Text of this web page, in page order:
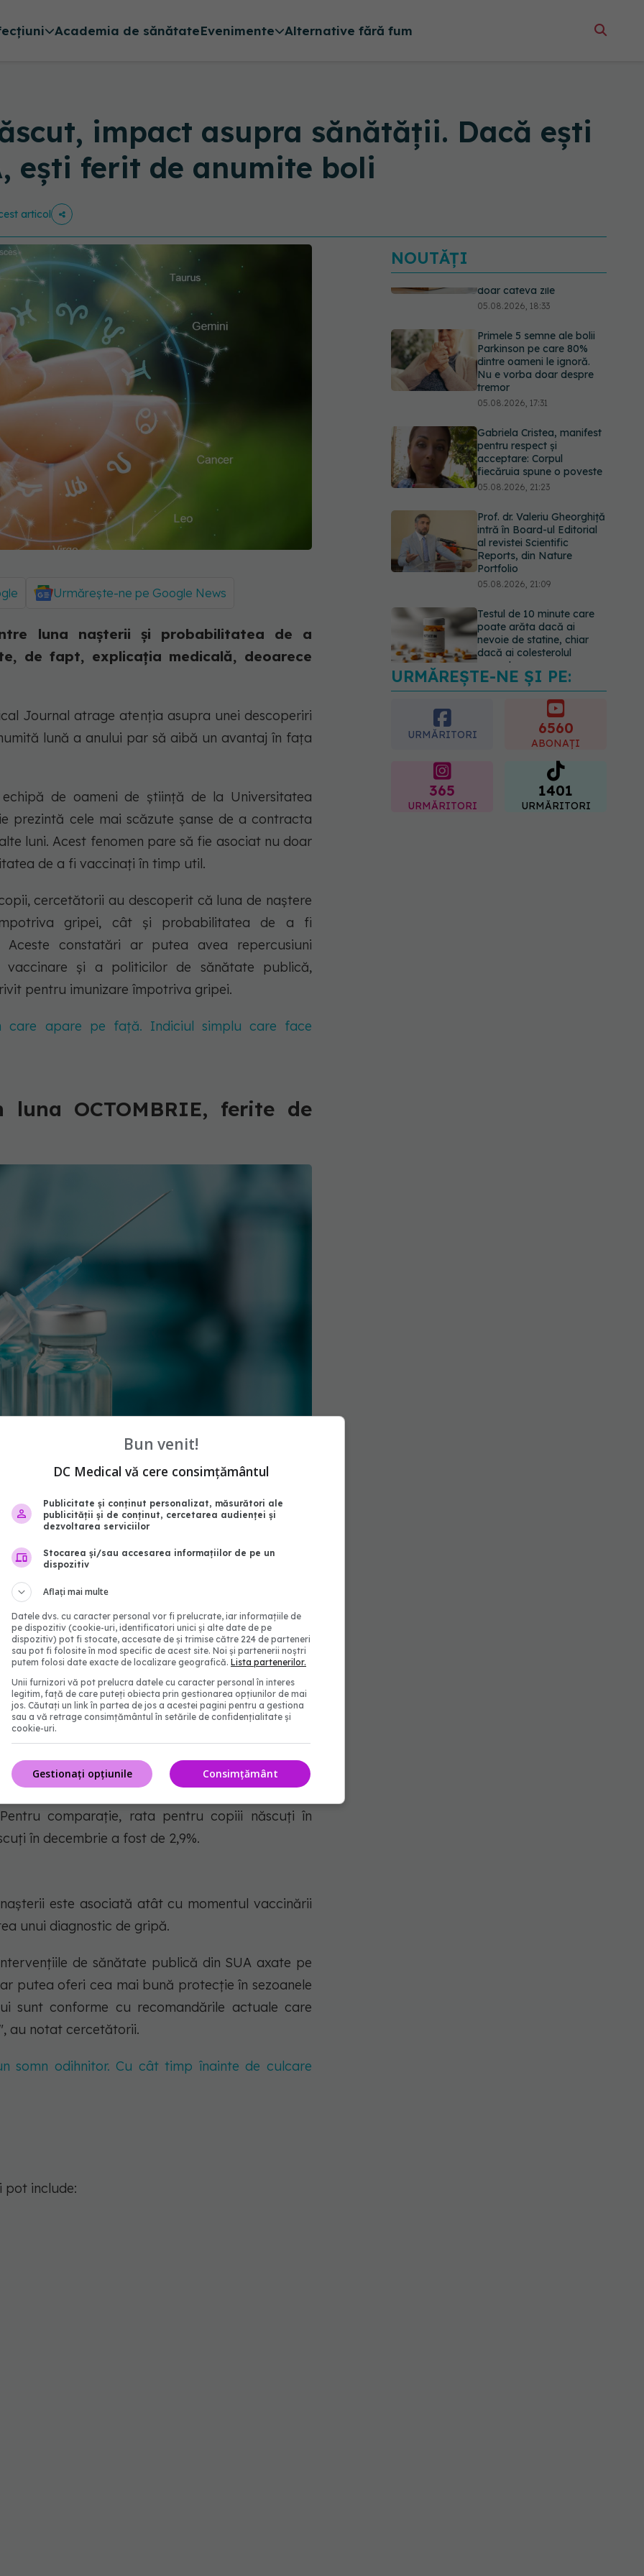
Academia de sănătateEvenimente Alternative fără fum
impact asupra sănătății. Dacă ești
ești ferit de anumite boli
articol
Urmărește-ne pe Google News
luna nașterii și probabilitatea de a
de fapt, explicația medicală, deoarece
Journal atrage atenția asupra unei descoperiri
lună a anului par să aibă un avantaj în fața
de oameni de știință de la Universitatea
prezintă cele mai scăzute șanse de a contracta
luni. Acest fenomen pare să fie asociat nu doar
de a fi vaccinați în timp util.
cercetătorii au descoperit că luna de naștere
gripei, cât și probabilitatea de a fi
constatări ar putea avea repercusiuni
vaccinare și a politicilor de sănătate publică,
pentru imunizare împotriva gripei.
care apare pe față. Indiciul simplu care face
luna OCTOMBRIE, ferite de
- FOTO: Freepik
cererile de asigurare de sănătate pentru a
cuprinse între doi și cinci ani care au fost
31 ianuarie, în perioada 2011-2018.
a gripei în rândul acestor copii în funcție de luna
este cea mai mare adresabilitate
în octombrie au avut cea mai mică rată
Express.
parcursul sezoanelor de gripă a fost de 2,7%
comparație, rata pentru copiii născuți în
în decembrie a fost de 2,9%.
este asociată atât cu momentul vaccinării
unui diagnostic de gripă.
de sănătate publică din SUA axate pe
putea oferi cea mai bună protecție în sezoanele
sunt conforme cu recomandările actuale care
au notat cercetătorii.
somn odihnitor. Cu cât timp înainte de culcare
pot include:
NOUTĂȚI
Primele 5 semne ale bolii
dintre oameni le ignoră.
Nu e vorba doar despre
tremor
05.08.2026, 17:31
Gabriela Cristea, manifest
acceptare: Corpul
fiecăruia spune o poveste
05.08.2026, 21:23
Prof. dr. Valeriu Gheorghiță
al revistei Scientific
Reports, din Nature
Portfolio
05.08.2026, 21:09
Testul de 10 minute care
nevoie de statine, chiar
dacă ai colesterolul
normal
05.08.2026, 19:42
Unde trebuie să ții pâinea
când afară este caniculă.
Greșeala care o usucă sau
o umple de mucegai în
doar câteva zile
URMĂREȘTE-NE ȘI PE:
URMĂRITORI 6560
ABONAȚI
365
URMĂRITORI
1401
URMĂRITORI
Bun venit!
DC Medical vă cere consimțământul
Publicitate și conținut personalizat, măsurători ale
publicității și de conținut, cercetarea audienței și
dezvoltarea serviciilor
Stocarea și/sau accesarea informațiilor de pe un
dispozitiv
Aflați mai multe
Datele dvs. cu caracter personal vor fi prelucrate, iar informațiile de
pe dispozitiv (cookie-uri, identificatori unici și alte date de pe
dispozitiv) pot fi stocate, accesate de și trimise către 224 de parteneri
sau pot fi folosite în mod specific de acest site. Noi și partenerii noștri
putem folosi date exacte de localizare geografică. Lista partenerilor.
Unii furnizori vă pot prelucra datele cu caracter personal în interes
legitim, față de care puteți obiecta prin gestionarea opțiunilor de mai
jos. Căutați un link în partea de jos a acestei pagini pentru a gestiona
sau a vă retrage consimțământul în setările de confidențialitate și
cookie-uri.
Consimțământ
Gestionați opțiunile